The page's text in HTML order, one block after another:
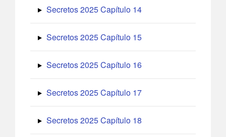
Secretos 2025 Capítulo 14
Secretos 2025 Capítulo 15
Secretos 2025 Capítulo 16
Secretos 2025 Capítulo 17
Secretos 2025 Capítulo 18